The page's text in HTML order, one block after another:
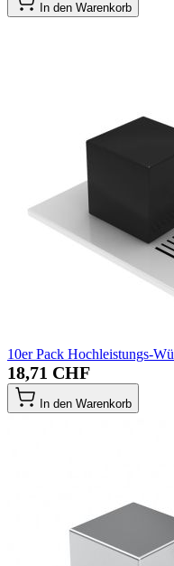
In den Warenkorb
10er Pack Hochleistungs-
18,71 CHF
In den Warenkorb